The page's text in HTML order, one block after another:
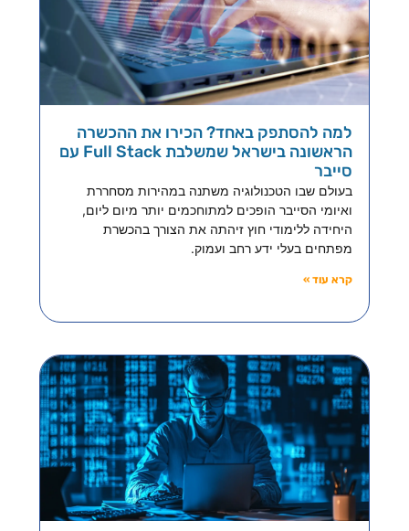
למה להסתפק באחד? הכירו את ההכשרה
הראשונה בישראל שמשלבת Full Stack עם
סייבר
בעולם שבו הטכנולוגיה משתנה במהירות מסחררת
ואיומי הסייבר הופכים למתוחכמים יותר מיום ליום,
היחידה ללימודי חוץ זיהתה את הצורך בהכשרת
מפתחים בעלי ידע רחב ועמוק.
קרא עוד »